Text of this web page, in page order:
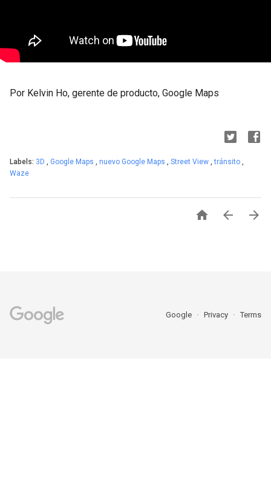
Por Kelvin Ho, gerente de producto, Google Maps
Labels: 3D , Google Maps , nuevo Google Maps , Street View ,tránsito ,
Waze
  
Google Privacy Terms